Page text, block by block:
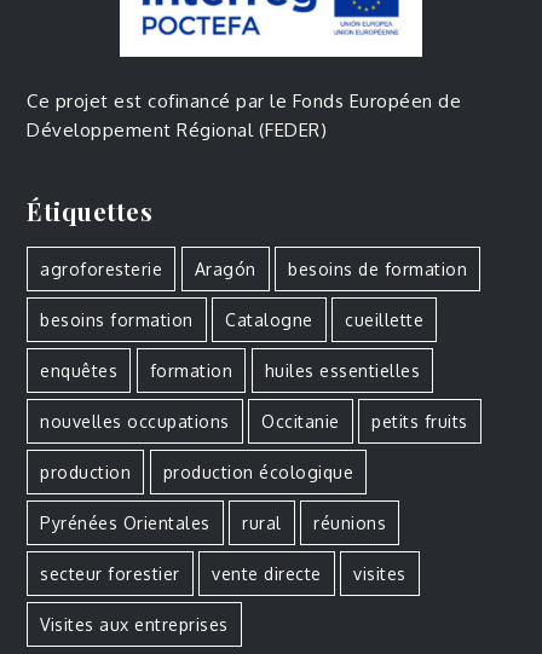
Ce projet est cofinancé par le Fonds Européen de
Développement Régional (FEDER)
Étiquettes
agroforesterie Aragón besoins de formation
besoins formation Catalogne cueillette
enquêtes formation huiles essentielles
nouvelles occupations Occitanie petits fruits
production production écologique
Pyrénées Orientales rural réunions
secteur forestier vente directe visites
Visites aux entreprises